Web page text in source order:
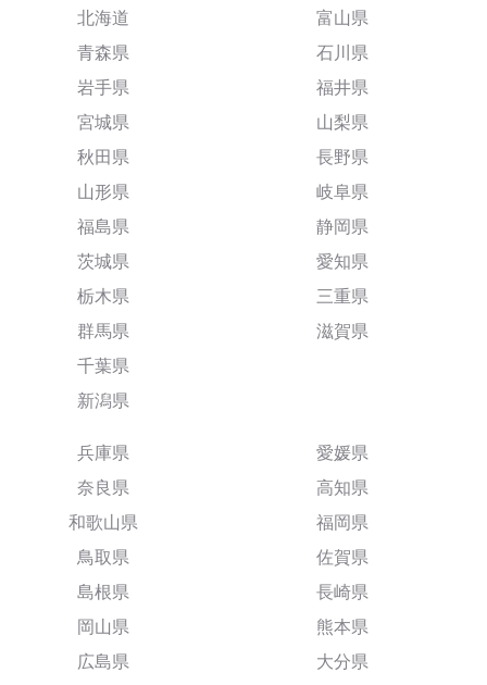
北海道
青森県
岩手県
宮城県
秋田県
山形県
福島県
茨城県
栃木県
群馬県
千葉県
新潟県
富山県
石川県
福井県
山梨県
長野県
岐阜県
静岡県
愛知県
三重県
滋賀県
兵庫県
奈良県
和歌山県
鳥取県
島根県
岡山県
広島県
愛媛県
高知県
福岡県
佐賀県
長崎県
熊本県
大分県